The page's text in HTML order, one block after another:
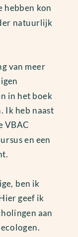
hebben kon
natuurlijk
van meer
in het boek
Ik heb naast
VBAC
en een
ben ik
geef ik
aan